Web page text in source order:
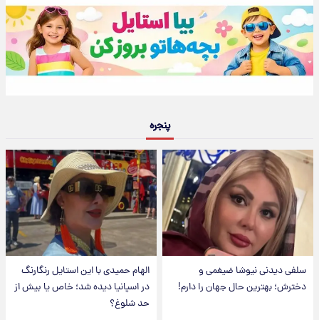
پنجره
سلفی دیدنی نیوشا ضیغمی و
دخترش؛ بهترین حال جهان را دارم!
الهام حمیدی با این استایل رنگارنگ
در اسپانیا دیده شد؛ خاص یا بیش از
حد شلوغ؟